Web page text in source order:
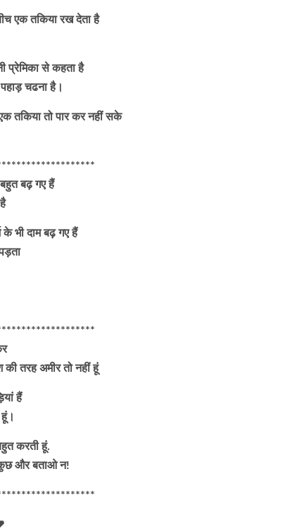
एक तकिया रख देता है
प्रेमिका से कहता है
चढना है।
तकिया तो पार कर नहीं सके
बढ़ गए हैं
के भी दाम बढ़ गए हैं
तरह अमीर तो नहीं हूं
हैं
करती हूं.
और बताओ न!